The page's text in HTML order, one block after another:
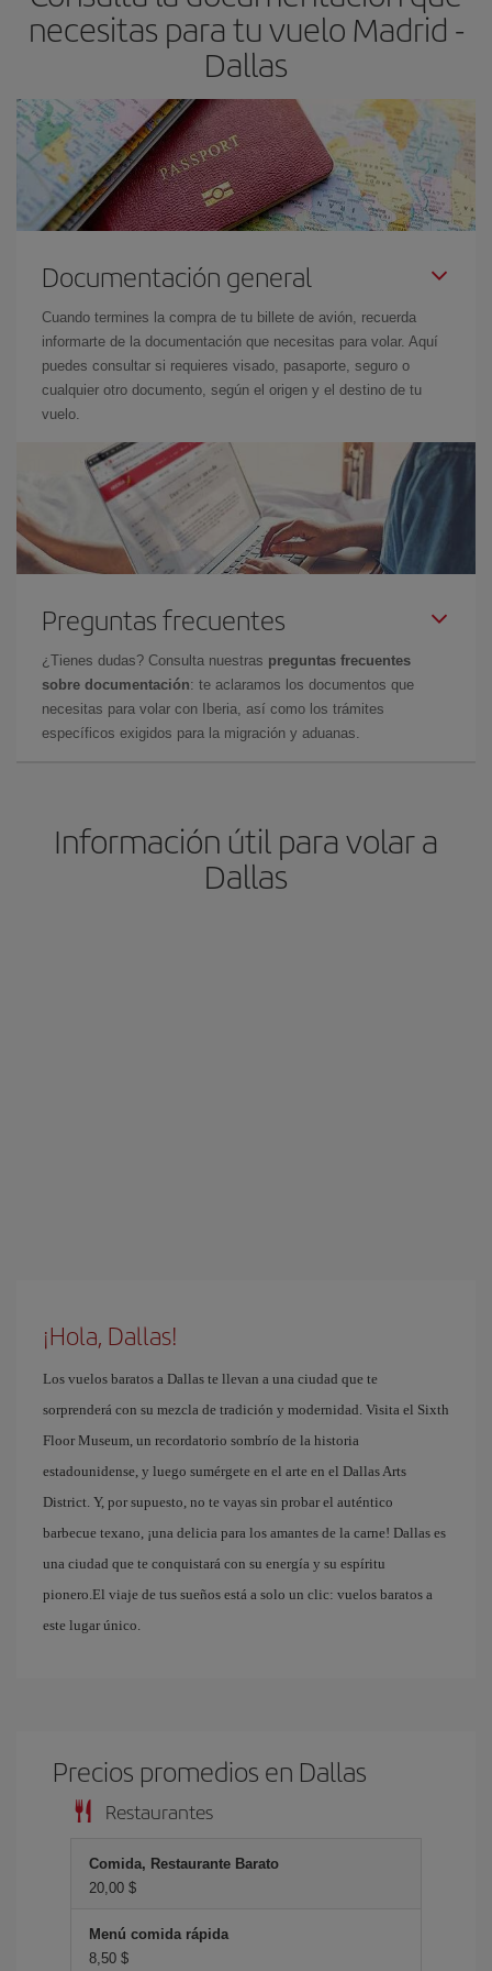
necesitas para tu vuelo Madrid -
Dallas
Documentación general
Cuando termines la compra de tu billete de avión, recuerda
informarte de la documentación que necesitas para volar. Aquí
puedes consultar si requieres visado, pasaporte, seguro o
cualquier otro documento, según el origen y el destino de tu
vuelo.
Preguntas frecuentes
¿Tienes dudas? Consulta nuestras preguntas frecuentes
sobre documentación: te aclaramos los documentos que
necesitas para volar con Iberia, así como los trámites
específicos exigidos para la migración y aduanas.
Información útil para volar a
Dallas
¡Hola, Dallas!
Los vuelos baratos a Dallas te llevan a una ciudad que te
sorprenderá con su mezcla de tradición y modernidad. Visita el Sixth
Floor Museum, un recordatorio sombrío de la historia
estadounidense, y luego sumérgete en el arte en el Dallas Arts
District. Y, por supuesto, no te vayas sin probar el auténtico
barbecue texano, ¡una delicia para los amantes de la carne! Dallas es
una ciudad que te conquistará con su energía y su espíritu
pionero.El viaje de tus sueños está a solo un clic: vuelos baratos a
este lugar único.
Precios promedios en Dallas
Restaurantes
Comida, Restaurante Barato
20,00 $
Menú comida rápida
8,50 $